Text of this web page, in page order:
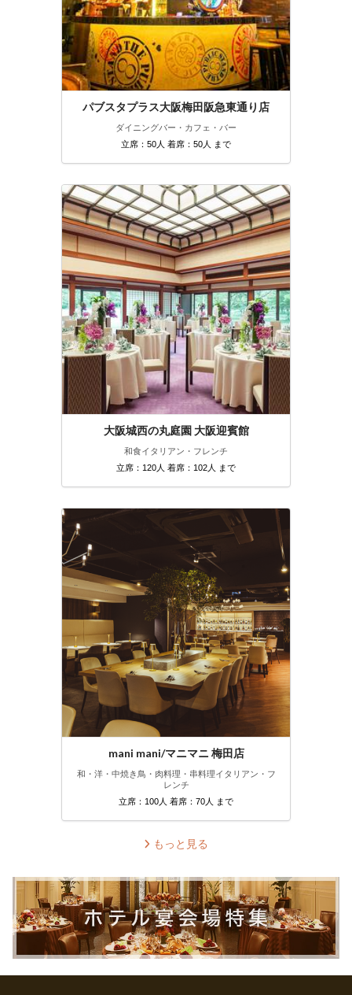
パブスタプラス大阪梅田阪急東通り店
ダイニングバー・カフェ・バー
立席：50人 着席：50人 まで
大阪城西の丸庭園 大阪迎賓館
和食イタリアン・フレンチ
立席：120人 着席：102人 まで
mani mani/マニマニ 梅田店
和・洋・中焼き鳥・肉料理・串料理イタリアン・フ
レンチ
立席：100人 着席：70人 まで
もっと見る